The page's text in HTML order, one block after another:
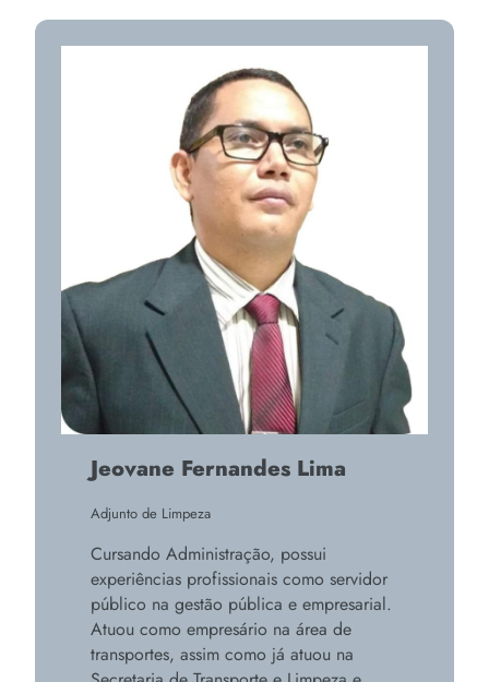
Jeovane Fernandes Lima
Adjunto de Limpeza
Cursando Administração, possui
experiências profissionais como servidor
público na gestão pública e empresarial.
Atuou como empresário na área de
transportes, assim como já atuou na